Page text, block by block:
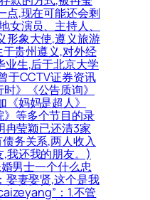
点,现在可能还会剩
女演员、主持人、
形象大使,遵义旅游
贵州遵义,对外经
业生,后于北京大学
于CCTV证券资讯
》《公告质询》
妈妈是超人》
》等多个节目的录
冉莹颖已还清3家
务关系,两人收入
我还我的朋友。)
男士一个什么忠
娶妻娶贤,这个是我
：1.不管